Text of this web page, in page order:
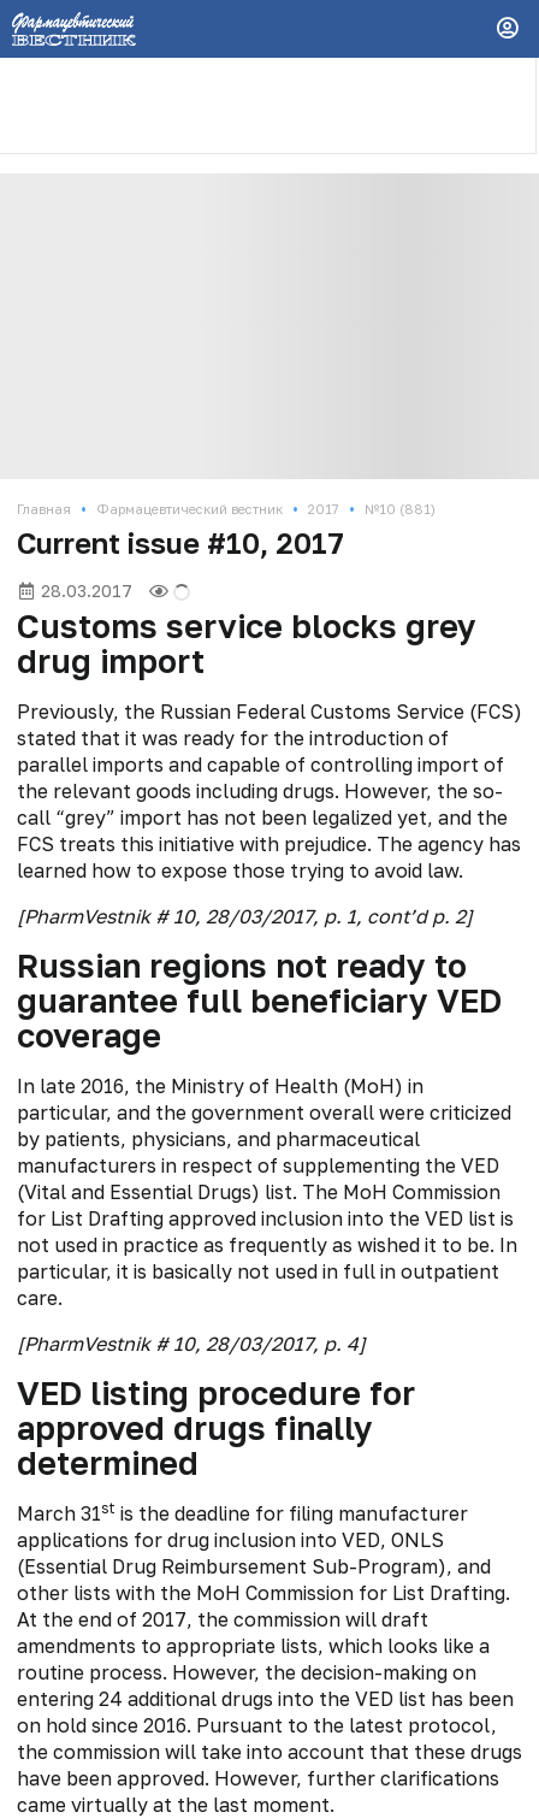
Главная • Фармацевтический вестник • 2017 • №10 (881)
Current issue #10, 2017
28.03.2017
Customs service blocks grey
drug import
Previously, the Russian Federal Customs Service (FCS)
stated that it was ready for the introduction of
parallel imports and capable of controlling import of
the relevant goods including drugs. However, the so-
call “grey” import has not been legalized yet, and the
FCS treats this initiative with prejudice. The agency has
learned how to expose those trying to avoid law.
[PharmVestnik # 10, 28/03/2017, p. 1, cont’d p. 2]
Russian regions not ready to
guarantee full beneficiary VED
coverage
In late 2016, the Ministry of Health (MoH) in
particular, and the government overall were criticized
by patients, physicians, and pharmaceutical
manufacturers in respect of supplementing the VED
(Vital and Essential Drugs) list. The MoH Commission
for List Drafting approved inclusion into the VED list is
not used in practice as frequently as wished it to be. In
particular, it is basically not used in full in outpatient
care.
[PharmVestnik # 10, 28/03/2017, p. 4]
VED listing procedure for
approved drugs finally
determined
March 31st is the deadline for filing manufacturer
applications for drug inclusion into VED, ONLS
(Essential Drug Reimbursement Sub-Program), and
other lists with the MoH Commission for List Drafting.
At the end of 2017, the commission will draft
amendments to appropriate lists, which looks like a
routine process. However, the decision-making on
entering 24 additional drugs into the VED list has been
on hold since 2016. Pursuant to the latest protocol,
the commission will take into account that these drugs
have been approved. However, further clarifications
came virtually at the last moment.